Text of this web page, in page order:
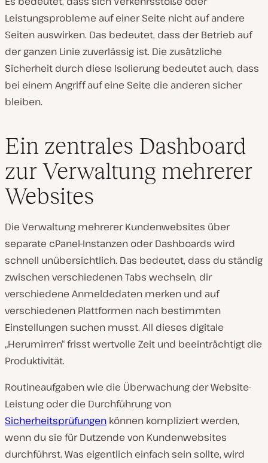
Leistungsprobleme auf einer Seite nicht auf andere
Seiten auswirken. Das bedeutet, dass der Betrieb auf
der ganzen Linie zuverlässig ist. Die zusätzliche
Sicherheit durch diese Isolierung bedeutet auch, dass
bei einem Angriff auf eine Seite die anderen sicher
bleiben.
Ein zentrales Dashboard
zur Verwaltung mehrerer
Websites
Die Verwaltung mehrerer Kundenwebsites über
separate cPanel-Instanzen oder Dashboards wird
schnell unübersichtlich. Das bedeutet, dass du ständig
zwischen verschiedenen Tabs wechseln, dir
verschiedene Anmeldedaten merken und auf
verschiedenen Plattformen nach bestimmten
Einstellungen suchen musst. All dieses digitale
„Herumirren“ frisst wertvolle Zeit und beeinträchtigt die
Produktivität.
Routineaufgaben wie die Überwachung der Website-
Leistung oder die Durchführung von
Sicherheitsprüfungen können kompliziert werden,
wenn du sie für Dutzende von Kundenwebsites
durchführst. Was eigentlich einfach sein sollte, wird